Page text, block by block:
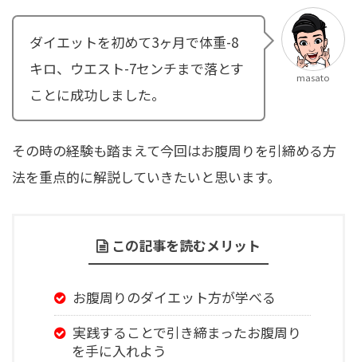
ダイエットを初めて3ヶ月で体重-8
キロ、ウエスト-7センチまで落とす
ことに成功しました。
masato
その時の経験も踏まえて今回はお腹周りを引締める方
法を重点的に解説していきたいと思います。
この記事を読むメリット
お腹周りのダイエット方が学べる
実践することで引き締まったお腹周り
を手に入れよう